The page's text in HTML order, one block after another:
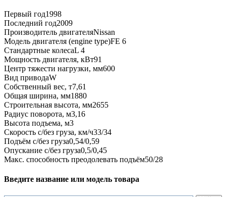
Первый год1998
Последний год2009
Производитель двигателяNissan
Модель двигателя (engine type)FE 6
Стандартные колесаL 4
Мощность двигателя, кВт91
Центр тяжести нагрузки, мм600
Вид приводаW
Собственный вес, т7,61
Общая ширина, мм1880
Строительная высота, мм2655
Радиус поворота, м3,16
Высота подъема, м3
Скорость с/без груза, км/ч33/34
Подъём с/без груза0,54/0,59
Опускание с/без груза0,5/0,45
Макс. способность преодолевать подъём50/28
Введите название или модель товара